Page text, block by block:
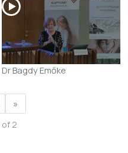
Dr Bagdy Emőke
»
of 2